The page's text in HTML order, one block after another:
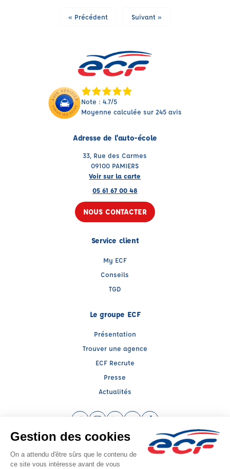
« Précédent Suivant »
Note : 4.7/5
Moyenne calculée sur 245 avis
Adresse de l'auto-école
33, Rue des Carmes
09100 PAMIERS
Voir sur la carte
05 61 67 00 48
NOUS CONTACTER
Service client
My ECF
Conseils
TGD
Le groupe ECF
Présentation
Trouver une agence
ECF Recrute
Presse
Actualités
Instagram (nouvelle fenêtre)
LinkedIn (nouvelle fenêtre)
YouTube (nouvelle fenêtre)
TikTok (nouvelle
Raison sociale : ECF ARIEGE - Capital social: 60000€
SIREN: 936980242 - Numéro de TVA intracommunautaire: FR 48 936980242
Agrément n°E0400900370